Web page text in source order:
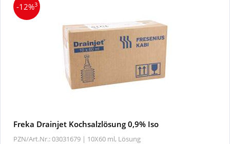
-12%3
Freka Drainjet Kochsalzlösung 0,9% Iso
PZN/Art.Nr.: 03031679 | 10X60 ml, Lösung